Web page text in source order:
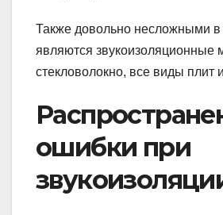
Также довольно несложными
являются звукоизоляционные
стекловолокно, все виды плит
ошибки при